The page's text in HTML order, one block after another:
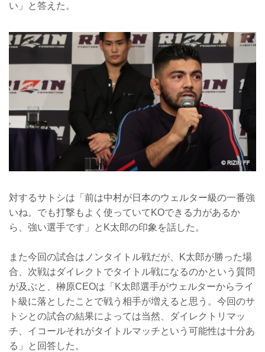
い」と答えた。
対するサトシは「前は中村が日本のウェルター級の一番強
いね。でも打撃もよく使っていてKOできる力があるか
ら、強い選手です」とK太郎の印象を話した。
また今回の試合はノンタイトル戦だが、K太郎が勝った場
合、次戦はダイレクトでタイトル戦になるのかという質問
が及ぶと、榊原CEOは「K太郎選手がウェルターからライ
ト級に落としたことで戦う相手が増えると思う。今回のサ
トシとの試合の結果によっては当然、ダイレクトリマッ
チ、イコールそれがタイトルマッチという可能性は十分あ
る」と回答した。